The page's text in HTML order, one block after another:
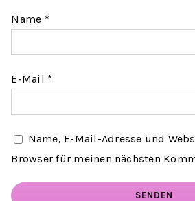
Name *
E-Mail *
Name, E-Mail-Adresse und
Browser für meinen nächsten